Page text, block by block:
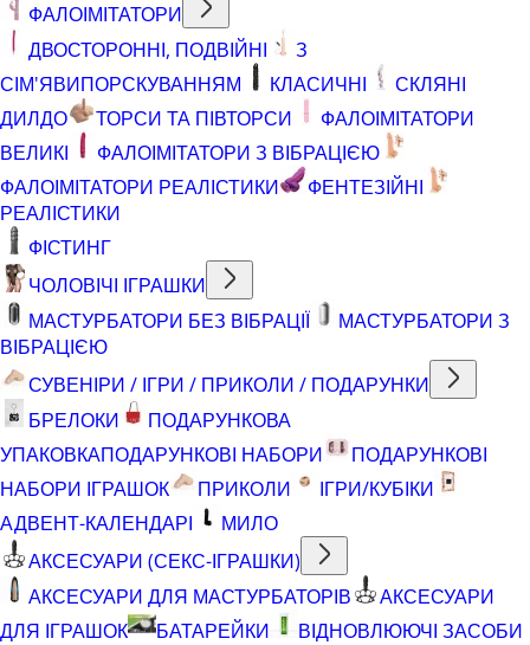
ФАЛОІМІТАТОРИ
ДВОСТОРОННІ, ПОДВІЙНІ
З
СІМ'ЯВИПОРСКУВАННЯМ
КЛАСИЧНІ
СКЛЯНІ
ДИЛДО
ТОРСИ ТА ПІВТОРСИ
ФАЛОІМІТАТОРИ
ВЕЛИКІ
ФАЛОІМІТАТОРИ З ВІБРАЦІЄЮ
ФАЛОІМІТАТОРИ РЕАЛІСТИКИ
ФЕНТЕЗІЙНІ
РЕАЛІСТИКИ
ФІСТИНГ
ЧОЛОВІЧІ ІГРАШКИ
МАСТУРБАТОРИ БЕЗ ВІБРАЦІЇ
МАСТУРБАТОРИ З
ВІБРАЦІЄЮ
СУВЕНІРИ / ІГРИ / ПРИКОЛИ / ПОДАРУНКИ
БРЕЛОКИ
ПОДАРУНКОВА
УПАКОВКАПОДАРУНКОВІ НАБОРИ
ПОДАРУНКОВІ
НАБОРИ ІГРАШОК
ПРИКОЛИ
ІГРИ/КУБІКИ
АДВЕНТ-КАЛЕНДАРІ
МИЛО
АКСЕСУАРИ (СЕКС-ІГРАШКИ)
АКСЕСУАРИ ДЛЯ МАСТУРБАТОРІВ
АКСЕСУАРИ
ДЛЯ ІГРАШОК
БАТАРЕЙКИ
ВІДНОВЛЮЮЧІ ЗАСОБИ